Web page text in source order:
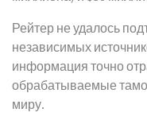
Рейтер не удалось
независимых
информация точно
обрабатываемые
миру.